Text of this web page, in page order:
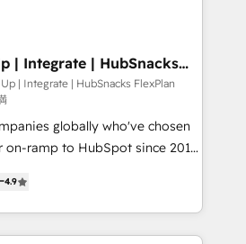
Award 🏆2014 HubSpot
HubSpot Marketplace
1997
websites, custom modules,
campaigns, content and
With our bright
and can-do mentality, we
a daily basis. So tell us
for you! Driving digital
| Integrate | HubSnacks
| Integrate | HubSnacks FlexPlan
globally who've chosen
on-ramp to HubSpot since 2014
New or Check-fixing existing
Experts 3️⃣ Integrate |
4.9